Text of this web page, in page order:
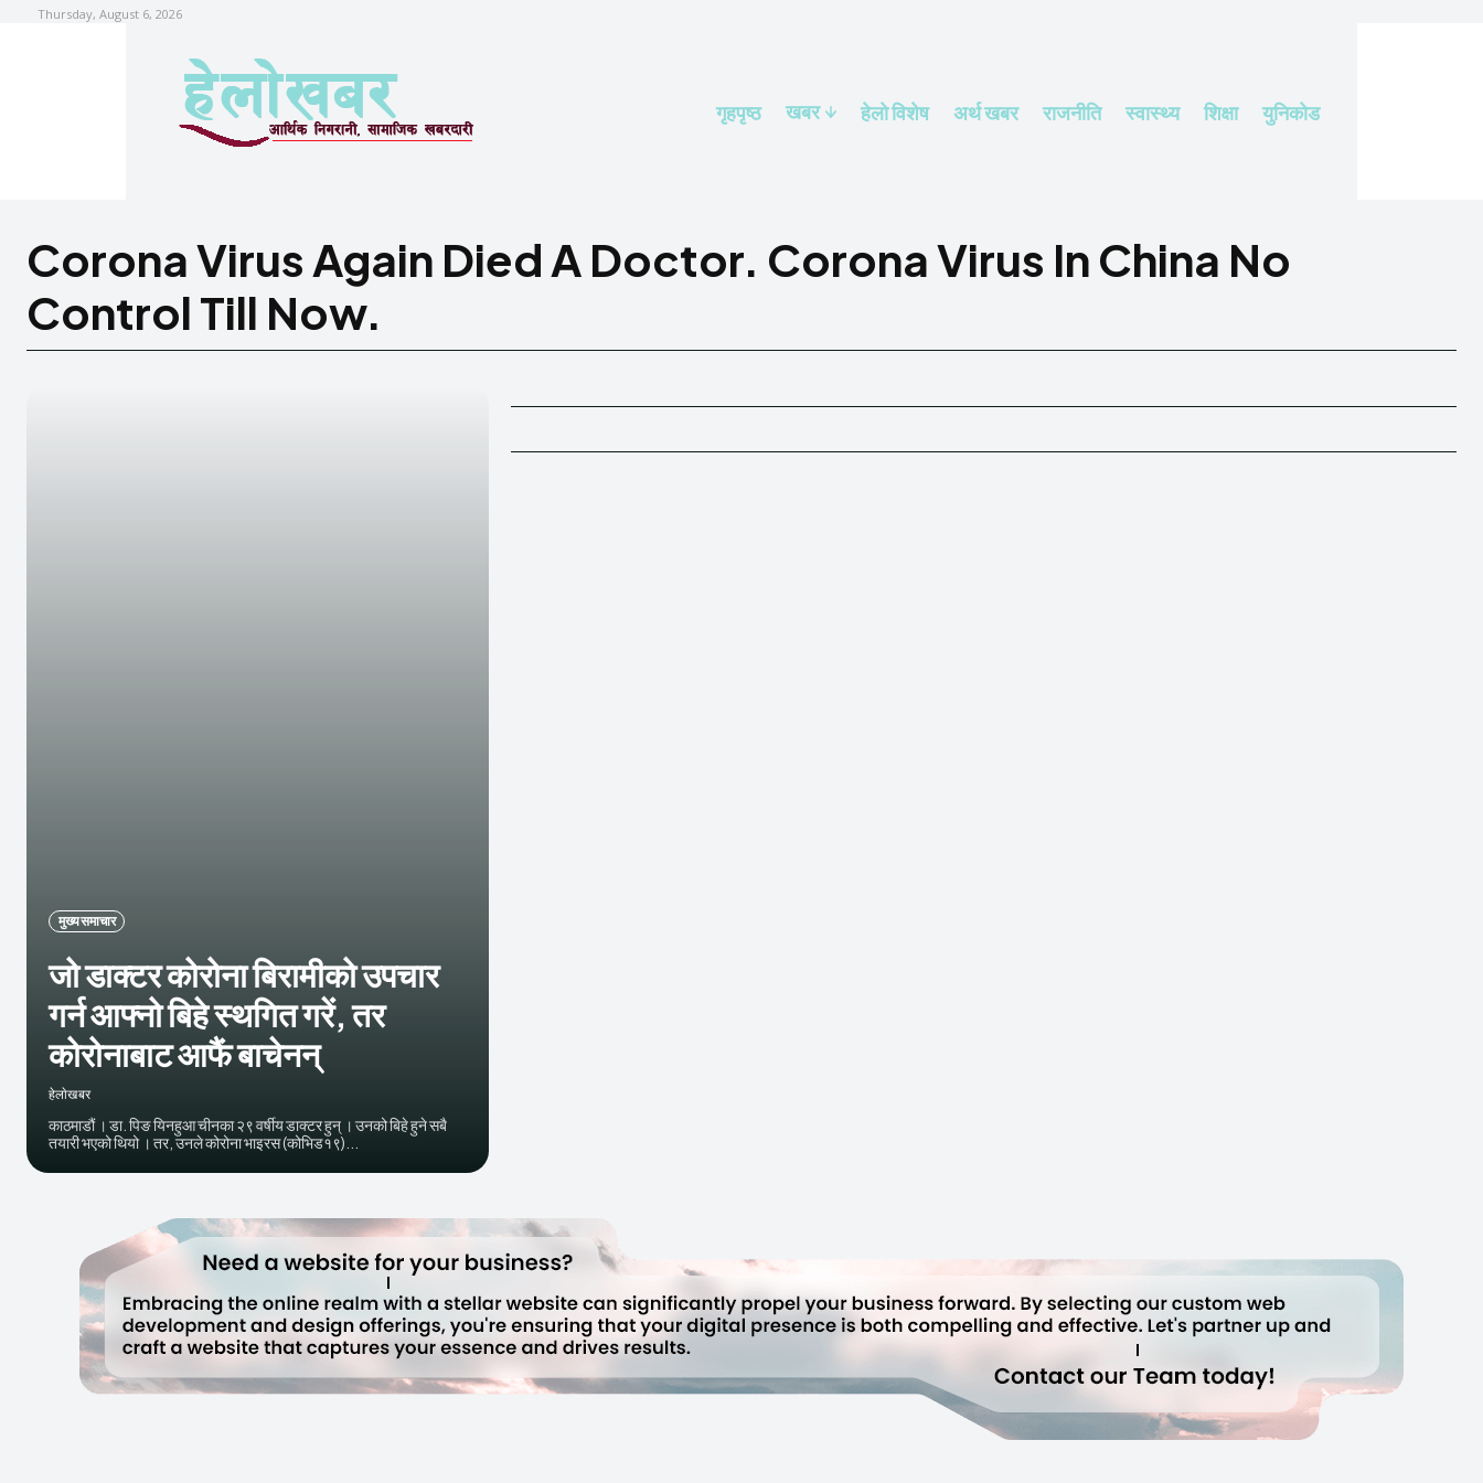
Thursday, August 6, 2026
गृहपृष्ठ खबर हेलाे विशेष अर्थ खबर राजनीति स्वास्थ्य शिक्षा युनिकोड
Corona Virus Again Died A Doctor. Corona Virus In China No
Control Till Now.
मुख्य समाचार
जो डाक्टर कोरोना बिरामीको उपचार
गर्न आफ्नो बिहे स्थगित गरें, तर
कोरोनाबाट आफैं बाचेनन्
हेलाेखबर
काठमाडौं । डा. पिङ यिनहुआ चीनका २९ वर्षीय डाक्टर हुन् । उनको बिहे हुने सबै
तयारी भएको थियो । तर, उनले कोरोना भाइरस (कोभिड१९)...